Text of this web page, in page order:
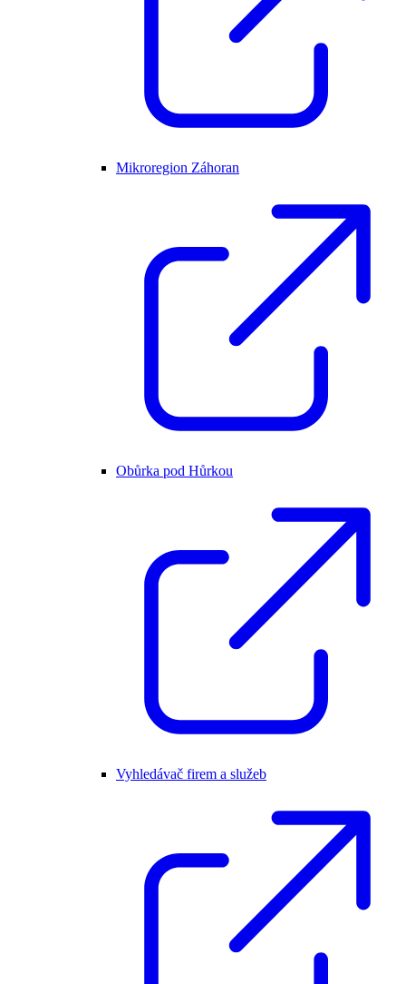
Mikroregion Záhoran
Obůrka pod Hůrkou
Vyhledávač firem a služeb